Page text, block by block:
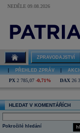
NEDĚLE 09.08.2026
ZPRAVODAJSTVÍ
PŘEHLED ZPRÁV
PX 2 785,07 -0,71% DAX 26
HLEDAT V KOMENTÁŘÍCH
Pokročilé hledání